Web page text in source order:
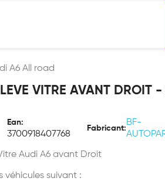
A6 All road
VITRE AVANT DROIT
Ean:
3700918407768
Fabricant:
BF-
Audi A6 avant Droit
véhicules suivant :